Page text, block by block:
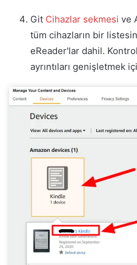
Git Cihazlar sekmesi ve
tüm cihazların bir
eReader'lar dahil.
ayrıntıları genişletmek